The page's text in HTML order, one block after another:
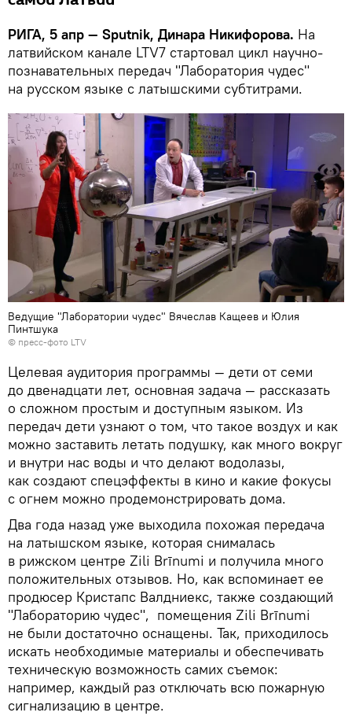
РИГА, 5 апр — Sputnik, Динара Никифорова. На
латвийском канале LTV7 стартовал цикл научно-
познавательных передач "Лаборатория чудес"
на русском языке с латышскими субтитрами.
Ведущие "Лаборатории чудес" Вячеслав Кащеев и Юлия
Пинтшука
© пресс-фото LTV
Целевая аудитория программы — дети от семи
до двенадцати лет, основная задача — рассказать
о сложном простым и доступным языком. Из
передач дети узнают о том, что такое воздух и как
можно заставить летать подушку, как много вокруг
и внутри нас воды и что делают водолазы,
как создают спецэффекты в кино и какие фокусы
с огнем можно продемонстрировать дома.
Два года назад уже выходила похожая передача
на латышском языке, которая снималась
в рижском центре Zili Brīnumi и получила много
положительных отзывов. Но, как вспоминает ее
продюсер Кристапс Валдниекс, также создающий
"Лабораторию чудес", помещения Zili Brīnumi
не были достаточно оснащены. Так, приходилось
искать необходимые материалы и обеспечивать
техническую возможность самих съемок:
например, каждый раз отключать всю пожарную
сигнализацию в центре.